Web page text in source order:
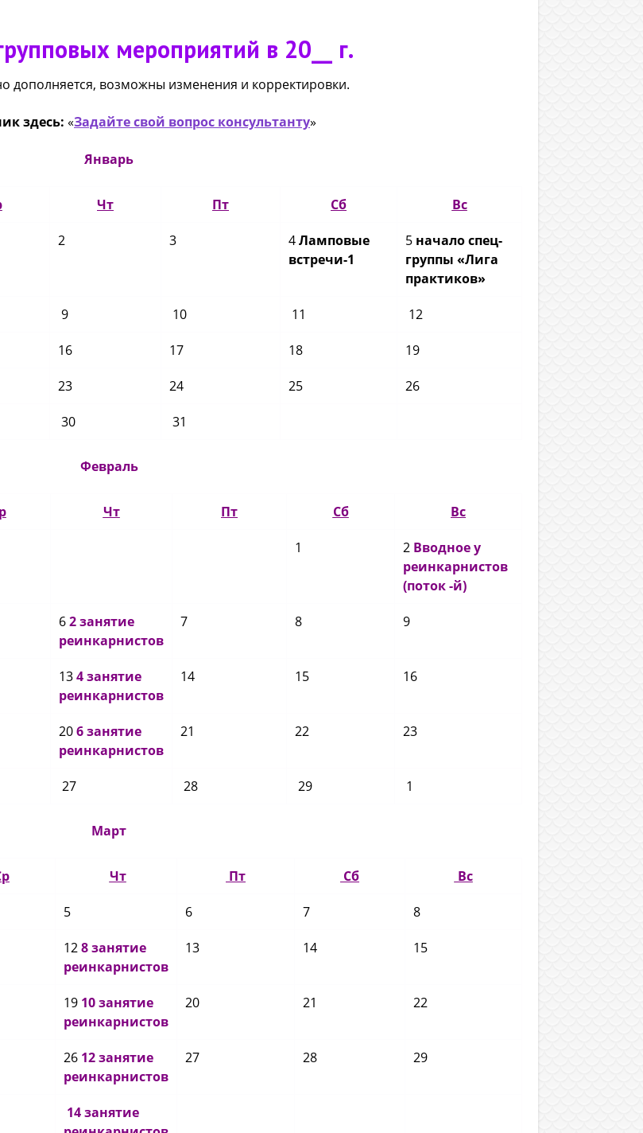
мероприятий в 20__ г.
дополняется, возможны изменения и корректировки.
здесь: «Задайте свой вопрос консультанту»
Январь
Чт Пт Сб Вс
2 3 4Ламповые
встречи-1
5 начало спец-
группы «Лига
практиков»
9 10 11 12
16 17 18 19
23 24 25 26
30 31
Февраль
Чт Пт Сб Вс
1 2 Вводное у
реинкарнистов
(поток -й)
62 занятие
реинкарнистов
7 8 9
134 занятие
реинкарнистов
14 15 16
206 занятие
реинкарнистов
21 22 23
27 28 29 1
Март
Чт Пт Сб Вс
5 6 7 8
128 занятие
реинкарнистов
13 14 15
19 10 занятие
реинкарнистов
20 21 22
26 12 занятие
реинкарнистов
27 28 29
14 занятие